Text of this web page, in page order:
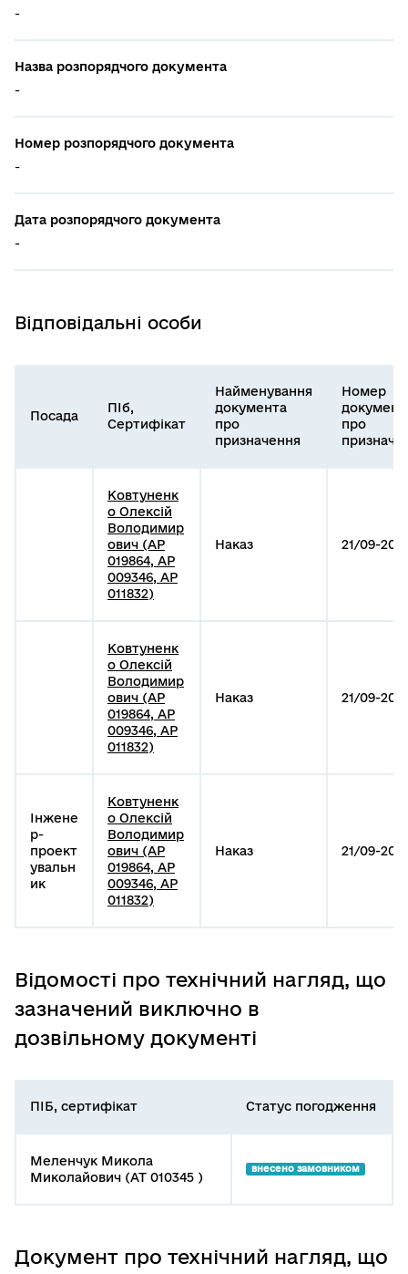
-
Назва розпорядчого документа
-
Номер розпорядчого документа
-
Дата розпорядчого документа
-
Відповідальні особи
Посада
ПІб,
Сертифікат
Найменування
документа
про
призначення
Номер
про
Ковтуненк
о Олексій
Володимир
ович (АР
019864, АР
009346, АР
011832)
Наказ 21/09-
Ковтуненк
о Олексій
Володимир
ович (АР
019864, АР
009346, АР
011832)
Наказ 21/09-
Інжене
р-
проект
увальн
ик
Ковтуненк
о Олексій
Володимир
ович (АР
019864, АР
009346, АР
011832)
Наказ 21/09-
Відомості про технічний нагляд, що
зазначений виключно в
дозвільному документі
ПІБ, сертифікат Статус погодження
Меленчук Микола
Миколайович (АТ 010345 )
внесено замовником
Документ про технічний нагляд, що